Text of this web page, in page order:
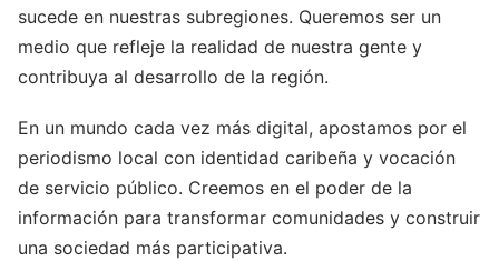
sucede en nuestras subregiones. Queremos ser un
medio que refleje la realidad de nuestra gente y
contribuya al desarrollo de la región.
En un mundo cada vez más digital, apostamos por el
periodismo local con identidad caribeña y vocación
de servicio público. Creemos en el poder de la
información para transformar comunidades y construir
una sociedad más participativa.